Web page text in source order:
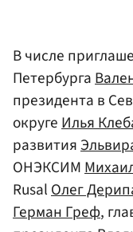
В числе
Петербурга
президента в
округеИлья
развития
ОНЭКСИМ
RusalОлег
Герман Греф,